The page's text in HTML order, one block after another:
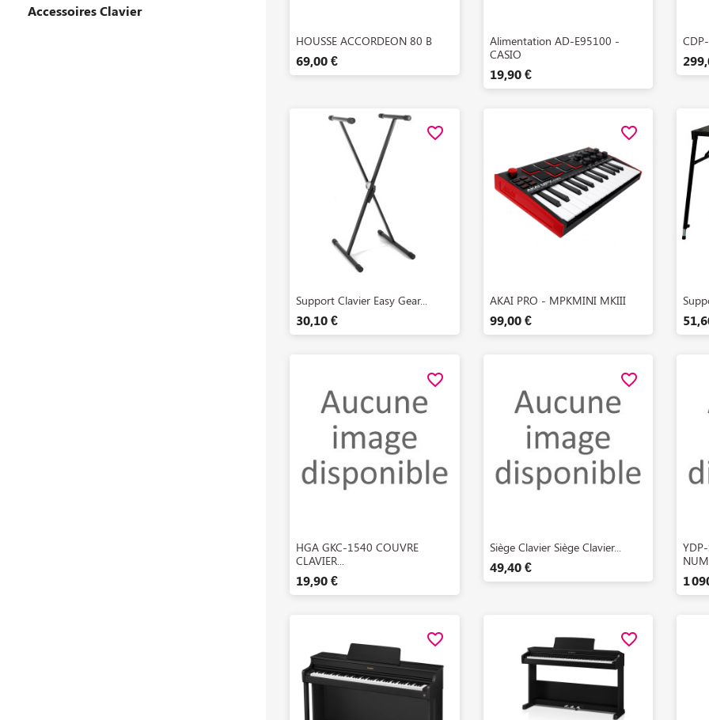
Accessoires Clavier
Aperçu rapide
HOUSSE ACCORDEON 80 B
69,00 €
Aperçu rapide
Alimentation AD-E95100 -
CASIO
19,90 €
Aperçu rapide
Support Clavier Easy Gear...
30,10 €
favorite_border
 Aperçu rapide
AKAI PRO - MPKMINI MKIII
99,00 €
favorite_border
 Aperçu rapide
HGA GKC-1540 COUVRE
CLAVIER...
19,90 €
favorite_border
Aperçu rapide
Siège Clavier Siège Clavier...
49,40 €
favorite_border
1
favorite_border favorite_border